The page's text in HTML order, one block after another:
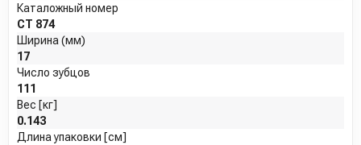
Каталожный номер
CT 874
Ширина (мм)
17
Число зубцов
111
Вес [кг]
0.143
Длина упаковки [см]